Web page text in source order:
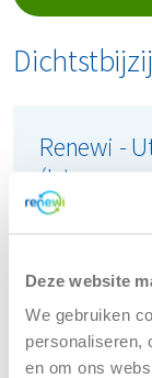
Deze website
We gebruiken
personaliseren,
en om ons
Renewi -
3542 AH
Tel:088
(Bereikbaar